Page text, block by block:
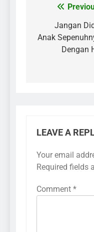
Post
navigation
Jangan
Anak
Dengan
LEAVE A
Your email
Required fields
Comment *